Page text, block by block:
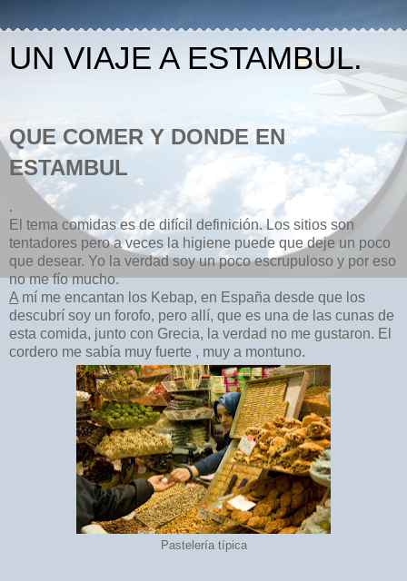
UN VIAJE A ESTAMBUL.
QUE COMER Y DONDE EN
ESTAMBUL
.
El tema comidas es de difícil definición. Los sitios son
tentadores pero a veces la higiene puede que deje un poco
que desear. Yo la verdad soy un poco escrupuloso y por eso
no me fíomucho.
A mí me encantan los Kebap, en España desde que los
descubrí soy un forofo, pero allí, que es una de las cunas de
esta comida, junto con Grecia, la verdad no me gustaron. El
cordero me sabía muy fuerte , muy a montuno.
Pastelería típica